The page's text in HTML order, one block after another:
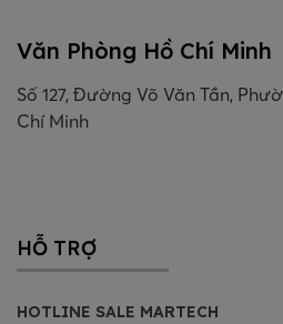
Văn Phòng Hồ Chí Minh
Số 127, Đường Võ Văn Tần,
Chí Minh
HỖ TRỢ
HOTLINE SALE MARTECH